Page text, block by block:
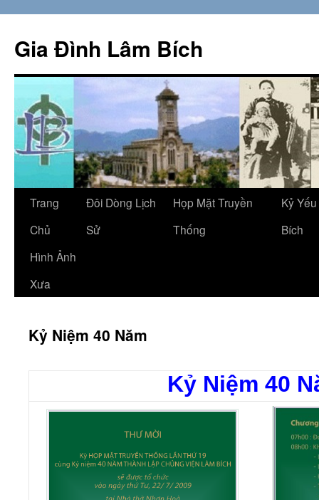
content
Gia Đình Lâm Bích
Trang
Chủ
Đôi Dòng Lịch
Sử
Họp Mặt Truyền
Thống
Kỷ
Bích
Hình Ảnh
Xưa
Kỷ Niệm 40 Năm
Kỷ Niệm 40